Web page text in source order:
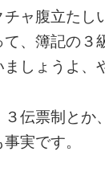
ャ腹立たし
、簿記の３
しょうよ、
伝票制と
実です。